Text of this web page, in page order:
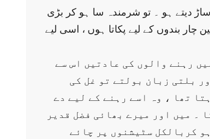
ساڑ دیتے ہو ۔ تو شرمندہ سا ہو کر بڑی
بندوں کے لیے پکاتا ہوں ، اسی لیے
رہنے والوں کی عادتیں اس سے
بلتی زبان بولتے تو غل کی
تھا ، وہ اسے رہنے کے لیے دے
۔ میں اور میرے بھائی فضل قدیر
کربالکل سٹیشنوں پر چائے